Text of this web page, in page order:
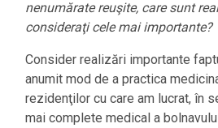
nenumărate reuşite, care sunt
consideraţi cele mai importante?
Consider realizări importante
anumit mod de a practica
rezidenţilor cu care am lucrat, în
mai complete medical a